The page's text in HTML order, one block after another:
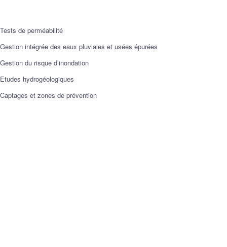
Tests de perméabilité
Gestion intégrée des eaux pluviales et usées épurées
Gestion du risque d’inondation
Etudes hydrogéologiques
Captages et zones de prévention